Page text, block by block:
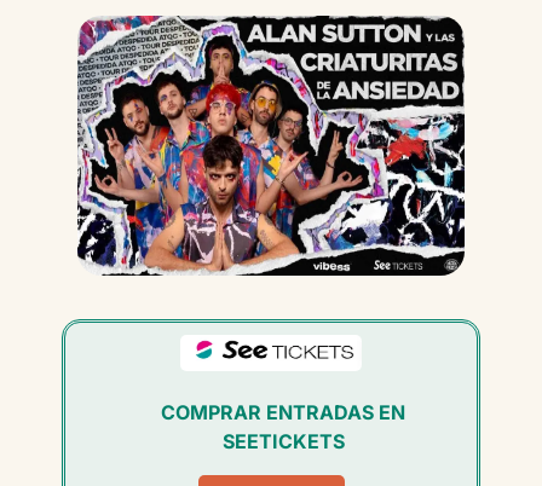
COMPRAR ENTRADAS EN
SEETICKETS